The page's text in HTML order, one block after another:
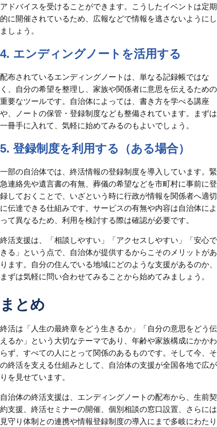
アドバイスを受けることができます。こうしたイベントは定期
的に開催されているため、広報などで情報を逃さないようにし
ましょう。
4. エンディングノートを活用する
配布されているエンディングノートは、単なる記録帳ではな
く、自分の希望を整理し、家族や関係者に意思を伝えるための
重要なツールです。自治体によっては、書き方を学べる講座
や、ノートの保管・登録制度なども整備されています。まずは
一冊手に入れて、気軽に始めてみるのもよいでしょう。
5. 登録制度を利用する（ある場合）
一部の自治体では、終活情報の登録制度を導入しています。緊
急連絡先や遺言書の有無、葬儀の希望などを市町村に事前に登
録しておくことで、いざという時に行政が情報を関係者へ適切
に伝達できる仕組みです。サービスの有無や内容は自治体によ
って異なるため、利用を検討する際は確認が必要です。
終活支援は、「相談しやすい」「アクセスしやすい」「安心で
きる」という点で、自治体が提供するからこそのメリットがあ
ります。自分の住んでいる地域にどのような支援があるのか、
まずは気軽に問い合わせてみることから始めてみましょう。
まとめ
終活は「人生の最終章をどう生きるか」「自分の意思をどう伝
えるか」という大切なテーマであり、年齢や家族構成にかかわ
らず、すべての人にとって関係のあるものです。そして今、そ
の終活を支える仕組みとして、自治体の支援が全国各地で広が
りを見せています。
自治体の終活支援は、エンディングノートの配布から、生前契
約支援、終活セミナーの開催、個別相談の窓口設置、さらには
見守り体制との連携や情報登録制度の導入にまで多岐にわたり